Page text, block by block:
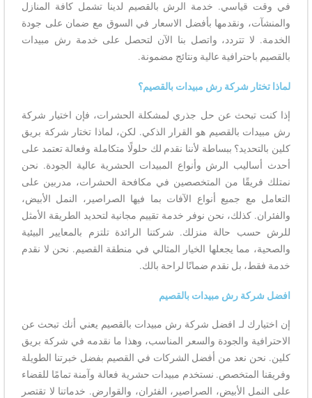
في وقت قياسي. خدمة الرش بالقصيم لدينا تشمل كافة المنازل
والمنشآت، ونقدمها بأفضل الاسعار في السوق مع ضمان على جودة
الخدمة. لا تتردد، واتصل بنا الآن لتحصل على خدمة رش مبيدات
بالقصيم باحترافية عالية ونتائج مضمونة.
لماذا تختار شركة رش مبيدات بالقصيم؟
إذا كنت تبحث عن حل جذري لمشكلة الحشرات، فإن اختيار شركة
رش مبيدات بالقصيم هو القرار الذكي. لكن، لماذا تختار شركة بريق
كلين بالتحديد؟ ببساطة لأننا نقدم لك حلولًا متكاملة وفعالة تعتمد على
أحدث أساليب الرش وأنواع المبيدات الحشرية عالية الجودة. نحن
نمتلك فريقًا من المتخصصين في مكافحة الحشرات، مدربين على
التعامل مع جميع أنواع الآفات بما فيها الصراصير، النمل الأبيض،
والفئران. كذلك، نحن نوفر خدمة تقييم مجانية لتحديد الطريقة الأمثل
للرش حسب حالة منزلك. شركتنا الرائدة تلتزم بالمعايير البيئية
والصحية، مما يجعلها الخيار المثالي في منطقة القصيم. نحن لا نقدم
خدمة فقط، بل نقدم ضمانًا لراحة بالك.
افضل شركة رش مبيدات بالقصيم
إن اختيارك لـ افضل شركة رش مبيدات بالقصيم يعني أنك تبحث عن
الاحترافية والجودة والسعر المناسب، وهذا ما نقدمه في شركة بريق
كلين. نحن نعد من أفضل الشركات في القصيم بفضل خبرتنا الطويلة
وفريقنا المتخصص. نستخدم مبيدات حشرية فعالة وآمنة تمامًا للقضاء
على النمل الأبيض، الصراصير، الفئران، والقوارض. خدماتنا لا تقتصر